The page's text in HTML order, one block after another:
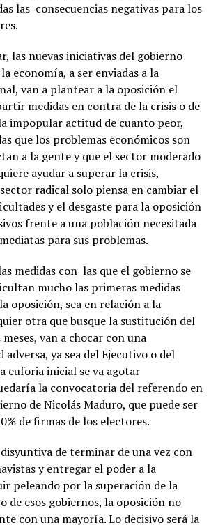
las consecuencias negativas para los
las nuevas iniciativas del gobierno
economía, a ser enviadas a la
van a plantear a la oposición el
medidas en contra de la crisis o de
impopular actitud de cuanto peor,
que los problemas económicos son
a la gente y que el sector moderado
ayudar a superar la crisis,
radical solo piensa en cambiar el
y el desgaste para la oposición
frente a una población necesitada
para sus problemas.
medidas con las que el gobierno se
mucho las primeras medidas
oposición, sea en relación a la
otra que busque la sustitución del
van a chocar con una
ya sea del Ejecutivo o del
euforia inicial se va agotar
la convocatoria del referendo en
de Nicolás Maduro, que puede ser
de firmas de los electores.
de terminar de una vez con
y entregar el poder a la
peleando por la superación de la
de esos gobiernos, la oposición no
con una mayoría. Lo decisivo será la